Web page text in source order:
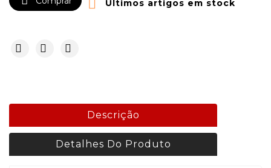
 Últimos artigos em stock
Descrição
Detalhes Do Produto